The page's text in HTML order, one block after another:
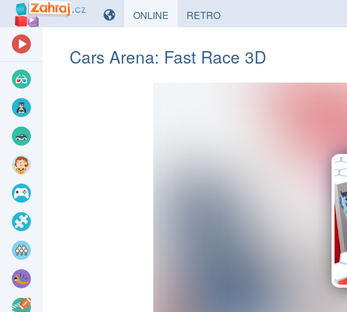
ONLINE HRYRETROHRY
Cars Arena: Fast Race 3D